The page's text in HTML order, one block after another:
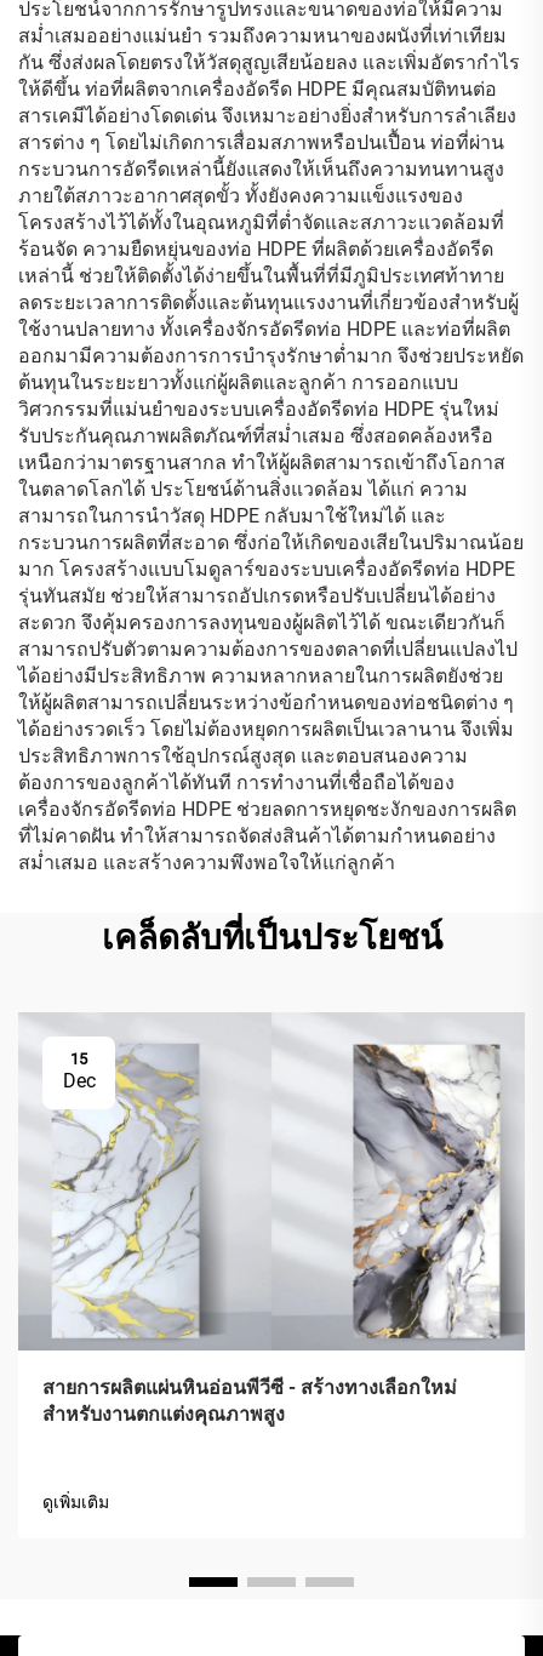
ประโยชน์จากการรักษารูปทรงและขนาดของท่อให้มีความ
สม่ำเสมออย่างแม่นยำ รวมถึงความหนาของผนังที่เท่าเทียม
กัน ซึ่งส่งผลโดยตรงให้วัสดุสูญเสียน้อยลง และเพิ่มอัตรากำไร
ให้ดีขึ้น ท่อที่ผลิตจากเครื่องอัดรีด HDPE มีคุณสมบัติทนต่อ
สารเคมีได้อย่างโดดเด่น จึงเหมาะอย่างยิ่งสำหรับการลำเลียง
สารต่าง ๆ โดยไม่เกิดการเสื่อมสภาพหรือปนเปื้อน ท่อที่ผ่าน
กระบวนการอัดรีดเหล่านี้ยังแสดงให้เห็นถึงความทนทานสูง
ภายใต้สภาวะอากาศสุดขั้ว ทั้งยังคงความแข็งแรงของ
โครงสร้างไว้ได้ทั้งในอุณหภูมิที่ต่ำจัดและสภาวะแวดล้อมที่
ร้อนจัด ความยืดหยุ่นของท่อ HDPE ที่ผลิตด้วยเครื่องอัดรีด
เหล่านี้ ช่วยให้ติดตั้งได้ง่ายขึ้นในพื้นที่ที่มีภูมิประเทศท้าทาย
ลดระยะเวลาการติดตั้งและต้นทุนแรงงานที่เกี่ยวข้องสำหรับผู้
ใช้งานปลายทาง ทั้งเครื่องจักรอัดรีดท่อ HDPE และท่อที่ผลิต
ออกมามีความต้องการการบำรุงรักษาต่ำมาก จึงช่วยประหยัด
ต้นทุนในระยะยาวทั้งแก่ผู้ผลิตและลูกค้า การออกแบบ
วิศวกรรมที่แม่นยำของระบบเครื่องอัดรีดท่อ HDPE รุ่นใหม่
รับประกันคุณภาพผลิตภัณฑ์ที่สม่ำเสมอ ซึ่งสอดคล้องหรือ
เหนือกว่ามาตรฐานสากล ทำให้ผู้ผลิตสามารถเข้าถึงโอกาส
ในตลาดโลกได้ ประโยชน์ด้านสิ่งแวดล้อม ได้แก่ ความ
สามารถในการนำวัสดุ HDPE กลับมาใช้ใหม่ได้ และ
กระบวนการผลิตที่สะอาด ซึ่งก่อให้เกิดของเสียในปริมาณน้อย
มาก โครงสร้างแบบโมดูลาร์ของระบบเครื่องอัดรีดท่อ HDPE
รุ่นทันสมัย ช่วยให้สามารถอัปเกรดหรือปรับเปลี่ยนได้อย่าง
สะดวก จึงคุ้มครองการลงทุนของผู้ผลิตไว้ได้ ขณะเดียวกันก็
สามารถปรับตัวตามความต้องการของตลาดที่เปลี่ยนแปลงไป
ได้อย่างมีประสิทธิภาพ ความหลากหลายในการผลิตยังช่วย
ให้ผู้ผลิตสามารถเปลี่ยนระหว่างข้อกำหนดของท่อชนิดต่าง ๆ
ได้อย่างรวดเร็ว โดยไม่ต้องหยุดการผลิตเป็นเวลานาน จึงเพิ่ม
ประสิทธิภาพการใช้อุปกรณ์สูงสุด และตอบสนองความ
ต้องการของลูกค้าได้ทันที การทำงานที่เชื่อถือได้ของ
เครื่องจักรอัดรีดท่อ HDPE ช่วยลดการหยุดชะงักของการผลิต
ที่ไม่คาดฝัน ทำให้สามารถจัดส่งสินค้าได้ตามกำหนดอย่าง
สม่ำเสมอ และสร้างความพึงพอใจให้แก่ลูกค้า
เคล็ดลับที่เป็นประโยชน์
15
Dec
สายการผลิตแผ่นหินอ่อนพีวีซี - สร้างทางเลือกใหม่
สำหรับงานตกแต่งคุณภาพสูง
ดูเพิ่มเติม